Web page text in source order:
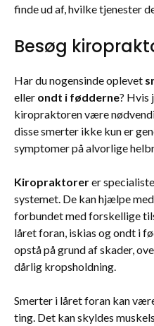
finde ud af, hvilke tjenester
Besøg
Har du nogensinde oplevet
eller ondt i fødderne? Hvis
kiropraktoren være
disse smerter ikke kun er
symptomer på alvorlige
Kiropraktorerer
systemet. De kan hjælpe
forbundet med forskellige
låret foran, iskias og ondt i
opstå på grund af skader,
dårlig kropsholdning.
Smerter i låret foran kan
ting. Det kan skyldes